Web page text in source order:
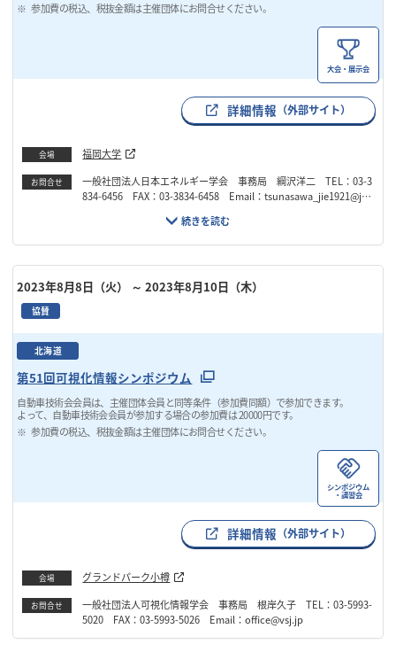
参加費の税込、税抜金額は主催団体にお問合せください。
大会・展示会
詳細情報 （外部サイト）
会場 福岡大学
お問合せ
一般社団法人日本エネルギー学会 事務局 綱沢洋二 TEL：03-3
834-6456 FAX：03-3834-6458 Email：tsunasawa_jie1921@jie.
2023年8月8日（火） ～ 2023年8月10日（木）
協賛
北海道
第51回可視化情報シンポジウム
自動車技術会会員は、主催団体会員と同等条件（参加費同額）で参加できます。
よって、自動車技術会会員が参加する場合の参加費は 20000円です。
参加費の税込、税抜金額は主催団体にお問合せください。
シンポジウム
・講習会
詳細情報 （外部サイト）
会場 グランドパーク小樽
お問合せ
一般社団法人可視化情報学会 事務局 根岸久子 TEL：03-5993-
5020 FAX：03-5993-5026 Email：office@vsj.jp